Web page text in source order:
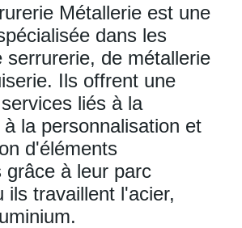
Métallerie est une
dans les
serrurerie, de métallerie
Ils offrent une
liés à la
la personnalisation et
d'éléments
grâce à leur parc
ils travaillent l'acier,